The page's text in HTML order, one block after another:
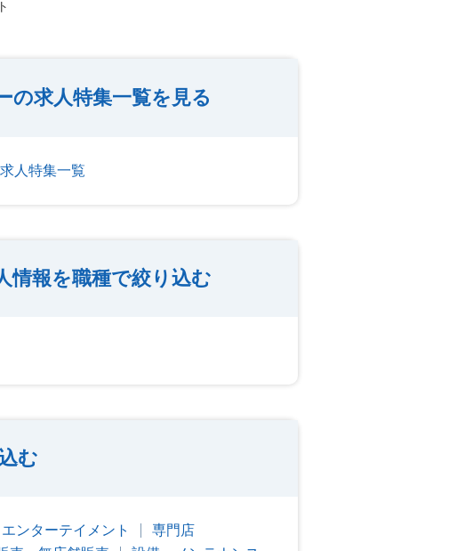
の求人特集一覧を見る
人特集一覧
情報を職種で絞り込む
む
ンターテイメント
専門店